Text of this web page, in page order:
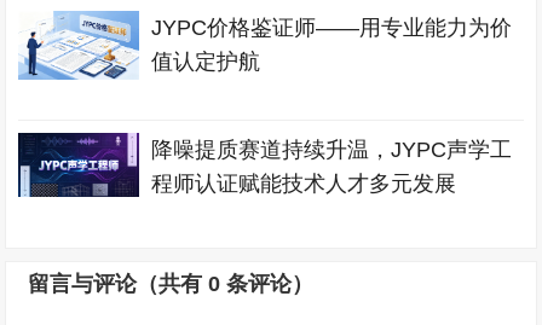
JYPC价格鉴证师——用专业能力为价
值认定护航
降噪提质赛道持续升温，JYPC声学工
程师认证赋能技术人才多元发展
留言与评论（共有0 条评论）